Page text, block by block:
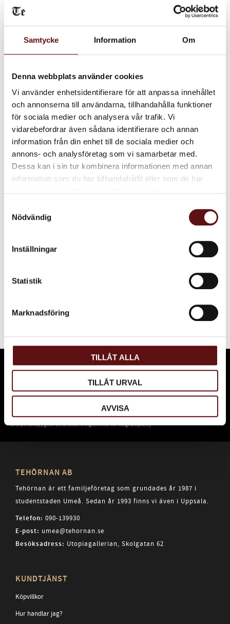
Samtycke Information Om
Denna webbplats använder cookies
Vi använder enhetsidentifierare för att anpassa innehållet
och annonserna till användarna, tillhandahålla funktioner
för sociala medier och analysera vår trafik. Vi
vidarebefordrar även sådana identifierare och annan
information från din enhet till de sociala medier och
annons- och analysföretag som vi samarbetar med.
Dessa kan i sin tur kombinera informationen med annan
information som du har tillhandahållit eller som de har
Nödvändig
Inställningar
Statistik
Marknadsföring
TILLÅT ALLA
TILLÅT URVAL
AVVISA
Karameller i smakerna lakrits, nickelkandis, bröstkaramell, polkagris
E153, E100) salt.
Dela med dig
Facebook
TwitterLinkedIn
PRENUMERERA PÅ VÅRT NYHETSBREV OCH BLI
FÖRST ATT FÅ NYHETER OCH ERBJUDANDEN.
Dina personuppgifter behandlas i enlighet med vårintegritetspolicy.
TEHÖRNAN AB
Tehörnan är ett familjeföretag som grundades år 1987 i
studentstaden Umeå. Sedan år 1993 finns vi även i Uppsala.
Telefon: 090-139930
E-post: umea@tehornan.se
Besöksadress: Utopiagallerian, Skolgatan 62
KUNDTJÄNST
Köpvillkor
Hur handlar jag?